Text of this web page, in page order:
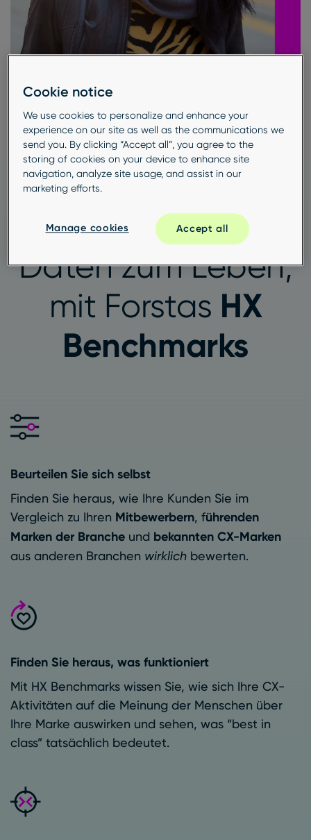
Erwecken Sie Ihre
Daten zum Leben,
mit Forstas HX
Benchmarks
Beurteilen Sie sich selbst
Finden Sie heraus, wie Ihre Kunden Sie im
Vergleich zu Ihren Mitbewerbern, führenden
Marken der Branche und bekannten CX-Marken
aus anderen Branchen wirklich bewerten.
Finden Sie heraus, was funktioniert
Mit HX Benchmarks wissen Sie, wie sich Ihre CX-
Aktivitäten auf die Meinung der Menschen über
Ihre Marke auswirken und sehen, was “best in
class” tatsächlich bedeutet.
Cookie notice
We use cookies to personalize and enhance your
experience on our site as well as the communications we
send you. By clicking “Accept all”, you agree to the
storing of cookies on your device to enhance site
navigation, analyze site usage, and assist in our
marketing efforts.
Manage cookies Accept all